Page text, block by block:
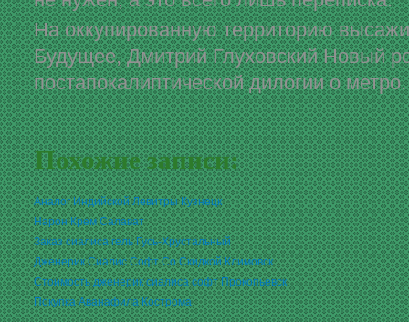
На оккупированную территорию
Будущее, Дмитрий Глуховский Новый
постапокалиптической дилогии о метро.
Похожие записи:
Аналог Индийской Левитры Кузнецк
Нарон Крем Салават
Заказ сиалиса гель Гусь-Хрустальный
Дженерик Сиалис Софт Со Скидкой Климовск
Стоимость дженерик сиалиса софт Прокопьевск
Покупка Аванафила Кострома